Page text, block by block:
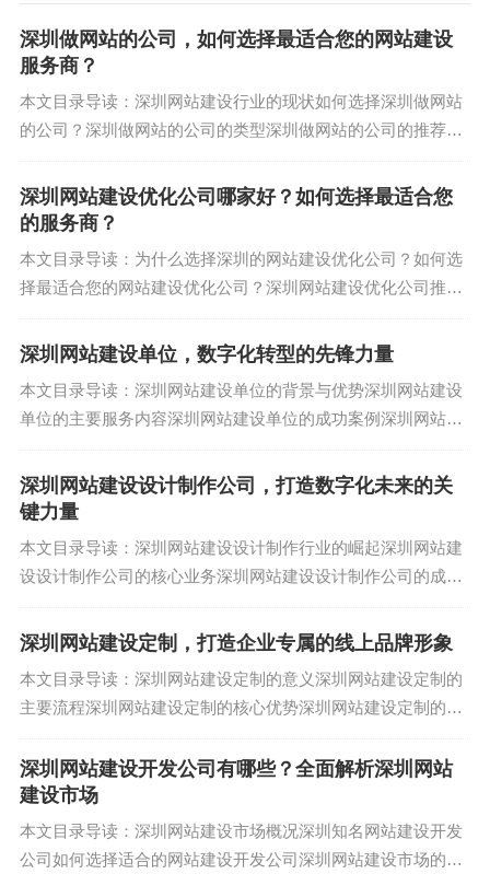
动），广州本地的微信推广数据、抖音区域投放效
馈。
R）、转化率、成本 per acquisition（CPA）、RO
I、曝光量和参与度，这些指标应基于广州市场的特
点进行定制，针对广州用户偏好，分析视频内容 vs.
图文内容的效果差异。
月度或季度趋势，以显示进展和异常。
数据整理时,务必确保准确性和一致性，使用工具如
Excel、Google Sheets或专业数据分析平台（如Tabl
推广数据可能来自多个平台（如阿里云、腾讯广
告），需要整合为统一格式。
设计一目了然的可视化
用技巧：
选用合适的图表：条形图或柱状图适用于比较数据
OI变化），饼图或环形图展示比例（如预算分
配），而仪表盘图则适合显示目标完成度，避免使
用过于复杂的图表，如雷达图或3D图，除非必要。
深圳做网站的公司，如何选择最适合您的网站建设
服务商？
本文目录导读：深圳网站建设行业的现状如何选择深圳做网站
的公司？深圳做网站的公司的类型深圳做网站的公司的推荐网
企业展示形象、推广产品和服务的重要窗...
深圳网站建设优化公司哪家好？如何选择最适合您
的服务商？
本文目录导读：为什么选择深圳的网站建设优化公司？如何选
择最适合您的网站建设优化公司？深圳网站建设优化公司推荐
牌形象、拓展市场的重要手段，深圳作为...
深圳网站建设单位，数字化转型的先锋力量
本文目录导读：深圳网站建设单位的背景与优势深圳网站建设
单位的主要服务内容深圳网站建设单位的成功案例深圳网站建
字化时代，网站建设已成为企业、政府机构...
深圳网站建设设计制作公司，打造数字化未来的关
键力量
本文目录导读：深圳网站建设设计制作行业的崛起深圳网站建
设设计制作公司的核心业务深圳网站建设设计制作公司的成功
代，网站已成为企业展示形象、拓展市场、提...
深圳网站建设定制，打造企业专属的线上品牌形象
本文目录导读：深圳网站建设定制的意义深圳网站建设定制的
主要流程深圳网站建设定制的核心优势深圳网站建设定制的成
业网站不仅是展示品牌形象的窗口，更是与...
深圳网站建设开发公司有哪些？全面解析深圳网站
建设市场
本文目录导读：深圳网站建设市场概况深圳知名网站建设开发
公司如何选择适合的网站建设开发公司深圳网站建设市场的未